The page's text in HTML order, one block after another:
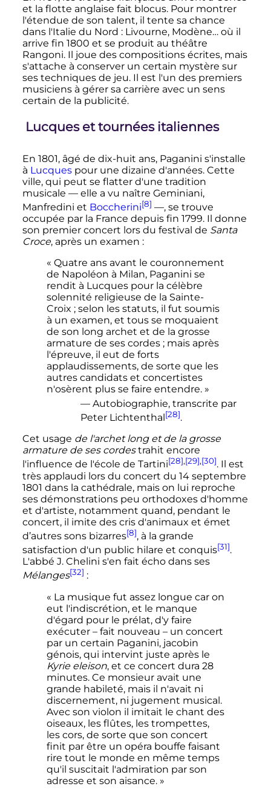
et la flotte anglaise fait blocus. Pour montrer
l'étendue de son talent, il tente sa chance
dans l'Italie du Nord : Livourne, Modène… où il
arrive fin 1800 et se produit au théâtre
Rangoni. Il joue des compositions écrites, mais
s'attache à conserver un certain mystère sur
ses techniques de jeu. Il est l'un des premiers
musiciens à gérer sa carrière avec un sens
certain de la publicité.
Lucques et tournées italiennes
En 1801, âgé de dix-huit ans, Paganini s'installe
à Lucquespour une dizaine d'années. Cette
ville, qui peut se flatter d'une tradition
musicale — elle a vu naître Geminiani,
Manfredini et Boccherini[8] —, se trouve
occupée par la France depuis fin 1799. Il donne
son premier concert lors du festival de Santa
Croce, après un examen :
« Quatre ans avant le couronnement
de Napoléon à Milan, Paganini se
rendit à Lucques pour la célèbre
solennité religieuse de la Sainte-
Croix ; selon les statuts, il fut soumis
à un examen, et tous se moquaient
de son long archet et de la grosse
armature de ses cordes ; mais après
l'épreuve, il eut de forts
applaudissements, de sorte que les
autres candidats et concertistes
n'osèrent plus se faire entendre. »
— Autobiographie, transcrite par
Peter Lichtenthal [28].
Cet usage de l'archet long et de la grosse
armature de ses cordestrahit encore
l'influence de l'école de Tartini[28],[29],[30]. Il est
très applaudi lors du concert du 14 septembre
1801 dans la cathédrale, mais on lui reproche
ses démonstrations peu orthodoxes d'homme
et d'artiste, notamment quand, pendant le
concert, il imite des cris d'animaux et émet
d’autres sons bizarres[8], à la grande
satisfaction d'un public hilare et conquis[31].
L'abbé J. Chelini s'en fait écho dans ses
Mélanges[32] :
« La musique fut assez longue car on
eut l'indiscrétion, et le manque
d'égard pour le prélat, d'y faire
exécuter – fait nouveau – un concert
par un certain Paganini, jacobin
génois, qui intervint juste après le
Kyrie eleison, et ce concert dura 28
minutes. Ce monsieur avait une
grande habileté, mais il n'avait ni
discernement, ni jugement musical.
Avec son violon il imitait le chant des
oiseaux, les flûtes, les trompettes,
les cors, de sorte que son concert
finit par être un opéra bouffe faisant
rire tout le monde en même temps
qu'il suscitait l'admiration par son
adresse et son aisance. »